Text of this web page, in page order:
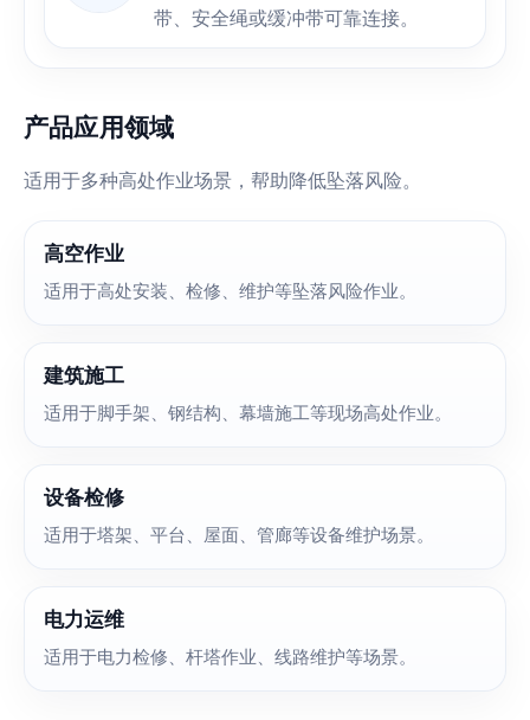
带、安全绳或缓冲带可靠连接。
产品应用领域
适用于多种高处作业场景，帮助降低坠落风险。
高空作业
适用于高处安装、检修、维护等坠落风险作业。
建筑施工
适用于脚手架、钢结构、幕墙施工等现场高处作业。
设备检修
适用于塔架、平台、屋面、管廊等设备维护场景。
电力运维
适用于电力检修、杆塔作业、线路维护等场景。